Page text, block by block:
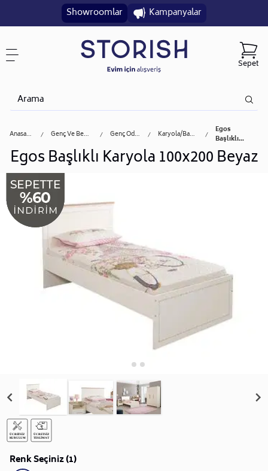
Showroomlar Kampanyalar
Sepet
Anasayfa Genç Ve Bebek Genç Odası Karyola/başlık
Egos
Başlıklı...
Egos Başlıklı Karyola 100x200 Beyaz
Renk Seçiniz (1)